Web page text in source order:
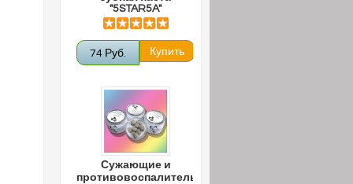
"5STAR5A"
74 Руб.
Сужающие и
противовоспалительные